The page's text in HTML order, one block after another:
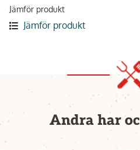
Jämför produkt
Jämför produkt
Andra har